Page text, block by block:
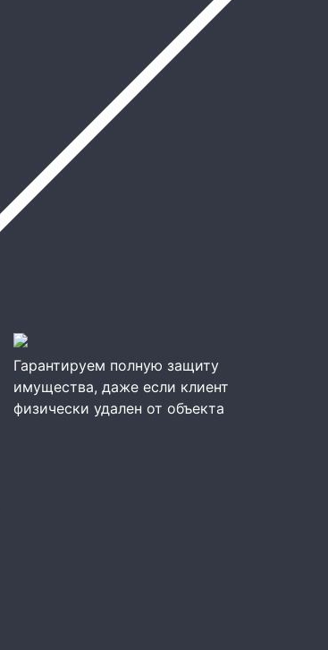
Гарантируем полную защиту
имущества, даже если клиент
физически удален от объекта